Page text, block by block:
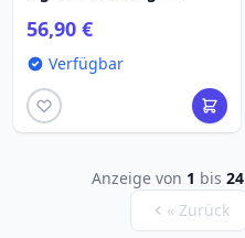
56,90 €
Verfügbar
Anzeige von 1 bis 24
« Zurück